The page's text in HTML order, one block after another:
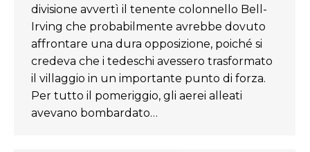
divisione avvertì il tenente colonnello Bell-
Irving che probabilmente avrebbe dovuto
affrontare una dura opposizione, poiché si
credeva che i tedeschi avessero trasformato
il villaggio in un importante punto di forza.
Per tutto il pomeriggio, gli aerei alleati
avevano bombardato…